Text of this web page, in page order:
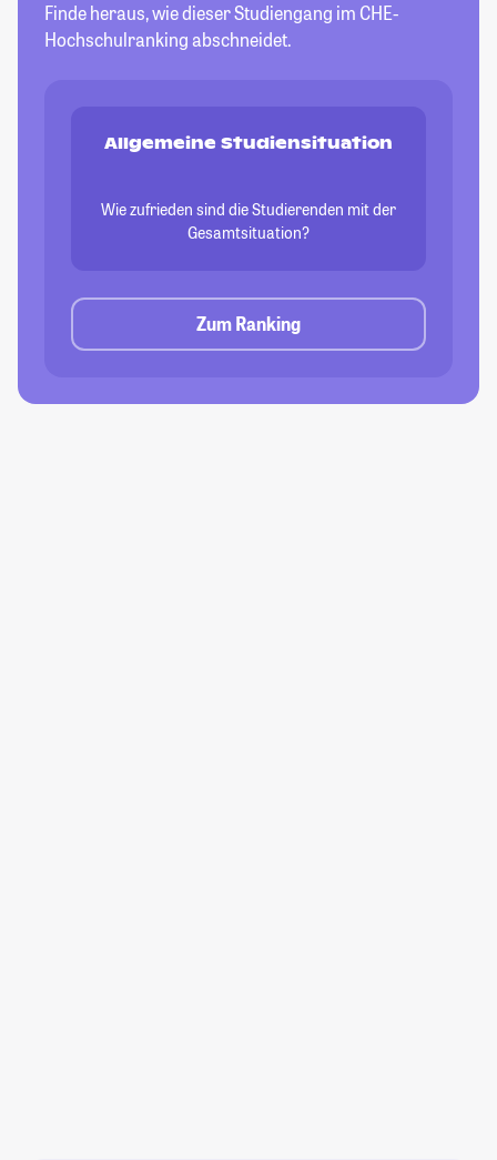
Finde heraus, wie dieser Studiengang im CHE-
Hochschulranking abschneidet.
Allgemeine Studiensituation
Wie zufrieden sind die Studierenden mit der
Gesamtsituation?
Zum Ranking